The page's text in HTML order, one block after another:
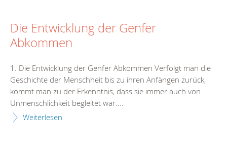
Die Entwicklung der Genfer
Abkommen
1. Die Entwicklung der Genfer Abkommen Verfolgt man die
Geschichte der Menschheit bis zu ihren Anfängen zurück,
kommt man zu der Erkenntnis, dass sie immer auch von
Unmenschlichkeit begleitet war....
Weiterlesen